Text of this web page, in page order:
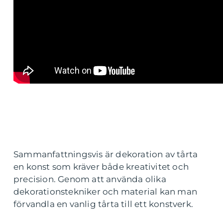
Sammanfattningsvis är dekoration av tårta
en konst som kräver både kreativitet och
precision. Genom att använda olika
dekorationstekniker och material kan man
förvandla en vanlig tårta till ett konstverk.